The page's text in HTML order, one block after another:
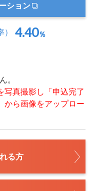
ション
4.40％
。
真撮影し「申込完了
から画像をアップロー
る方